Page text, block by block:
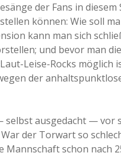
der Fans in
können: Wie soll
kann man sich
und bevor man
Leise-Rocks möglich
der
ausgedacht — vor
der Torwart so
schon nach